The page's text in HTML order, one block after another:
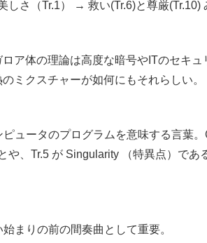
さ（Tr.1） → 救い(Tr.6)と尊厳(Tr.10)
ア体の理論は高度な暗号やITのセキ
ミクスチャーが如何にもそれらしい。
ュータのプログラムを意味する言葉
、Tr.5 が Singularity （特異点）で
まりの前の間奏曲として重要。